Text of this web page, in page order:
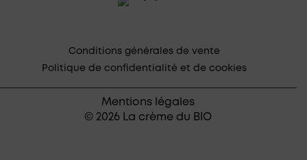
Conditions générales de vente
Politique de confidentialité et de cookies
Mentions légales
© 2026 La crème du BIO